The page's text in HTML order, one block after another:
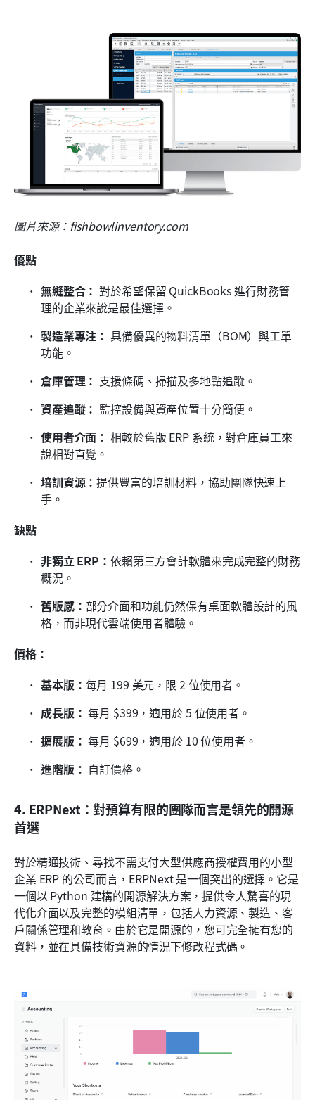
圖片來源：fishbowlinventory.com
優點
無縫整合： 對於希望保留 QuickBooks 進行財務管
理的企業來說是最佳選擇。
製造業專注： 具備優異的物料清單（BOM）與工單
功能。
倉庫管理： 支援條碼、掃描及多地點追蹤。
資產追蹤： 監控設備與資產位置十分簡便。
使用者介面： 相較於舊版 ERP 系統，對倉庫員工來
說相對直覺。
培訓資源：提供豐富的培訓材料，協助團隊快速上
手。
缺點
非獨立 ERP： 依賴第三方會計軟體來完成完整的財務
概況。
舊版感： 部分介面和功能仍然保有桌面軟體設計的風
格，而非現代雲端使用者體驗。
價格：
基本版： 每月 199 美元，限 2 位使用者。
成長版： 每月 $399，適用於 5 位使用者。
擴展版： 每月 $699，適用於 10 位使用者。
進階版： 自訂價格。
4. ERPNext：對預算有限的團隊而言是領先的開源
首選
對於精通技術、尋找不需支付大型供應商授權費用的小型
企業 ERP 的公司而言，ERPNext 是一個突出的選擇。它是
一個以 Python 建構的開源解決方案，提供令人驚喜的現
代化介面以及完整的模組清單，包括人力資源、製造、客
戶關係管理和教育。由於它是開源的，您可完全擁有您的
資料，並在具備技術資源的情況下修改程式碼。